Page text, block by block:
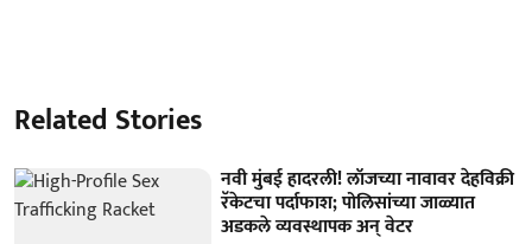
Related Stories
नवी मुंबई हादरली! लॉजच्या नावावर देहविक्री
रॅकेटचा पर्दाफाश; पोलिसांच्या जाळ्यात
अडकले व्यवस्थापक अन् वेटर